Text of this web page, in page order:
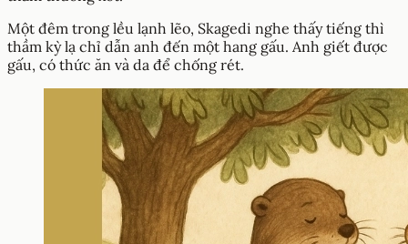
Một đêm trong lều lạnh lẽo, Skagedi nghe thấy tiếng thì
thầm kỳ lạ chỉ dẫn anh đến một hang gấu. Anh giết được
gấu, có thức ăn và da để chống rét.